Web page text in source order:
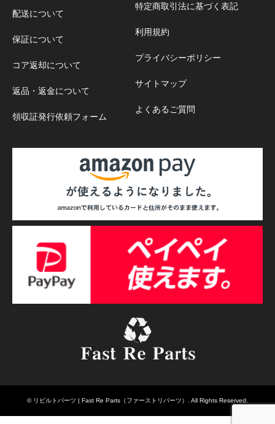
配送について
保証について
コア返却について
返品・返金について
領収証発行依頼フォーム
特定商取引法に基づく表記
利用規約
プライバシーポリシー
サイトマップ
よくあるご質問
© リビルトパーツ | Fast Re Parts（ファーストリパーツ） . All Rights Reserved.